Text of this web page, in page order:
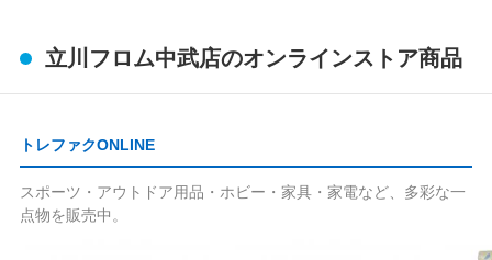
立川フロム中武店のオンラインストア商品
トレファクONLINE
スポーツ・アウトドア用品・ホビー・家具・家電など、多彩な一
点物を販売中。